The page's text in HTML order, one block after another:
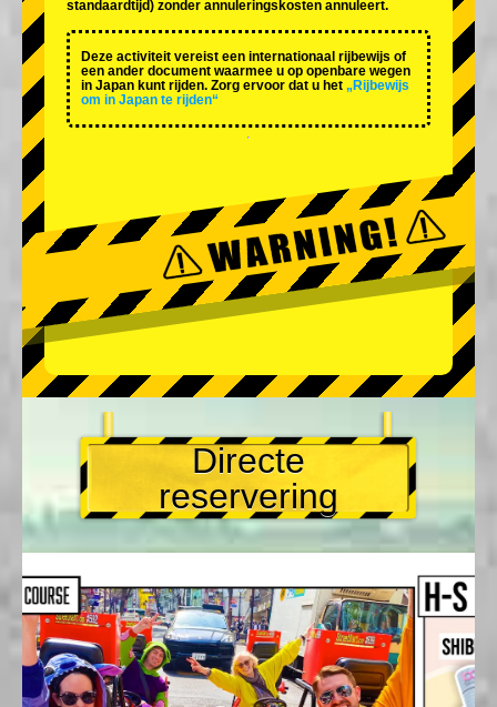
standaardtijd) zonder annuleringskosten annuleert.
Deze activiteit vereist een internationaal rijbewijs of
een ander document waarmee u op openbare wegen
in Japan kunt rijden. Zorg ervoor dat u het „Rijbewijs
om in Japan te rijden“
Directe
reservering